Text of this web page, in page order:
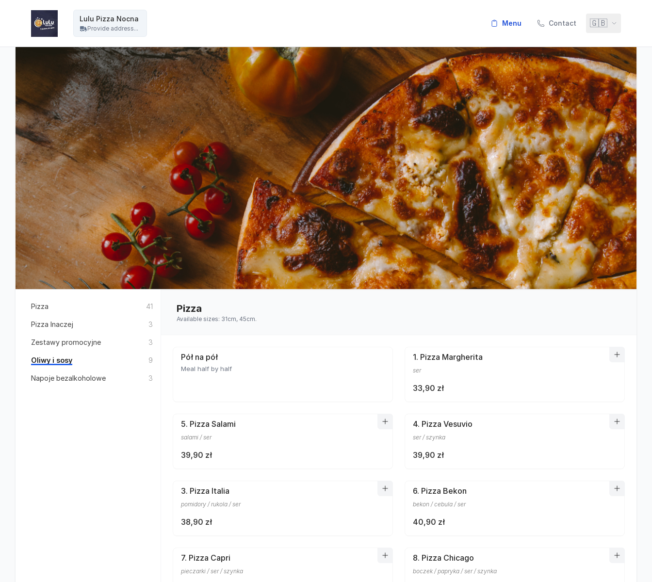
Lulu Pizza Nocna
Provide address...
menu Contact 🇬🇧
Pizza 41
Pizza Inaczej 3
Zestawy promocyjne 3
Oliwy i sosy 9
Napoje bezalkoholowe 3
Pizza
Available sizes: 31cm, 45cm.
Pół na pół
Meal half by half
1. Pizza Margherita
ser
33,90 zł
5. Pizza Salami
salami / ser
39,90 zł
4. Pizza Vesuvio
ser / szynka
39,90 zł
3. Pizza Italia
pomidory / rukola / ser
38,90 zł
6. Pizza Bekon
bekon / cebula / ser
40,90 zł
7. Pizza Capri
pieczarki / ser / szynka
8. Pizza Chicago
boczek / papryka / ser / szynka